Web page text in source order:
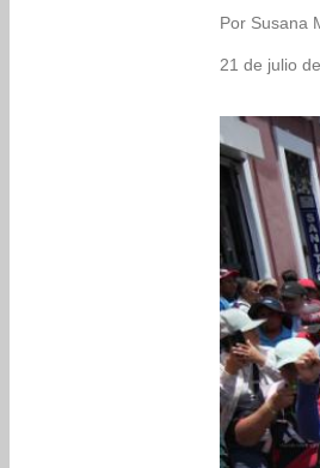
Por Susana
21 de julio